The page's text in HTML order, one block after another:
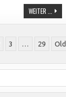
WEITER ...
ALS
UND
3 … 29